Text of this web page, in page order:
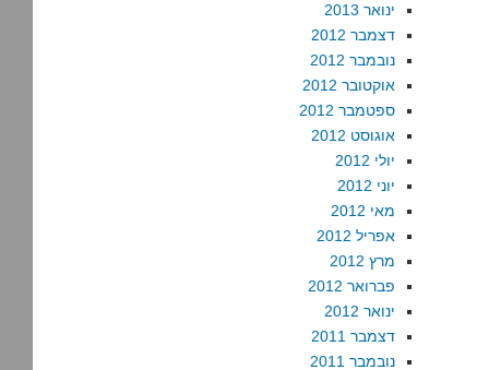
ינואר 2013
דצמבר 2012
נובמבר 2012
אוקטובר 2012
ספטמבר 2012
אוגוסט 2012
יולי 2012
יוני 2012
מאי 2012
אפריל 2012
מרץ 2012
פברואר 2012
ינואר 2012
דצמבר 2011
נובמבר 2011